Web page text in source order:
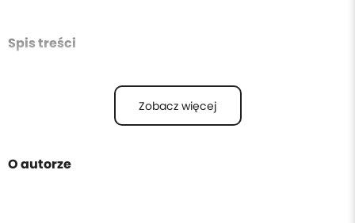
Spis treści
Zobacz więcej
O autorze